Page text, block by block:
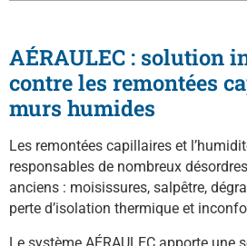
AÉRAULEC : solution
contre les remontées
murs humides
Les remontées capillaires et
responsables de nombreux
anciens : moisissures, salpêtre,
perte d’isolation thermique et